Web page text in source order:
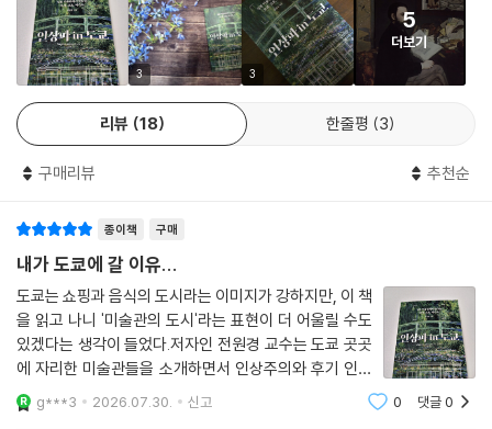
다섯 점 중 두 점이 일본에 있(었)다. 두 번째 버전의 〈해바라기〉, 짙은 푸른
바탕에 여섯 송이 해바라기가 꽂히거나 바닥에 놓여 있는 이 작품은 1920
년에 일본의 컬렉터 야마모토 고야타가 구입했다. 야마모토는 아를의 목수
가 제작한 오리지널 프레임을 떼어내고 보석이 줄줄이 박힌 새 프레임에
그림을 끼워 자신의 집 거실에 걸었다. 1945년 8월 6일 연합군의 폭격으
로 오사카 인근에 있던 야마모토의 저택이 화염에 휩싸였다. 사람들이 황
급히 그림을 떼어내려 했지만 특수 제작된 프레임이 너무 크고 무거워서
기’는 집과 함께 전소되고 말았다.
---p.271
리듬감이 느껴지는 선 위주의 드로잉과 강렬한 색채로 그림의 분위기를 표
현해내는 것이 마티스의 장기인데 〈푸른 보디스를 입은 여성〉에서도 그런
개성이 도드라진다. 여성의 잘록한 허리와 붉은 의자는 모두 실제보다 상
당히 과장되어 있다. 이 그림은 마티스에 관련된 재미있는 일화 한 가지를
름 아래 인상파와 후기 인상파의 탄생으로 이어졌다. 이 책은 미술사가 단
순한 양식의 변화가 아니라, 서로 다른 세계가 영향을 주고받는 과정임을
보여준다.
또한 『인상파 in 도쿄』는 인상파를 하나의 이론이나 규칙이 아닌, 서로 다
른 개성을 지닌 화가들의 공동체로 조명한다. 카페에서 토론하고, 함께 전
시를 기획하며, 때로는 갈등을 겪었던 이들의 관계는 예술만큼이나 역동적
미술사의 흐름을 바꾸는 힘이 되었다. 이 책은 그 과정을 도쿄라는 공간을
통해 더욱 구체적으로 체감하게 한다.
국립서양미술관, 아티존 미술관, 폴라 미술관, 도쿄 후지 미술관, 솜포 미
술관-
모네에서 고흐, 피카소까지, 고유가 시대의 ‘합리적인 여행지’
왜 주요 인상파 작품들이 도쿄에 모여 있을까? 누가, 어떤 선택을 통해 이
3 3
5
더보기
리뷰 18 한줄평 3
구매리뷰 추천순
종이책 구매
내가 도쿄에 갈 이유...
도쿄는 쇼핑과 음식의 도시라는 이미지가 강하지만, 이 책
을 읽고 나니 '미술관의 도시'라는 표현이 더 어울릴 수도
있겠다는 생각이 들었다.저자인 전원경 교수는 도쿄 곳곳
에 자리한 미술관들을 소개하면서 인상주의와 후기 인상
주의 작품을 중심으로 여행 동선을 자연스럽게 연결한다.
작품 해설뿐 아니라 컬렉션이 형성된 역사와 미술관의 특
g***3 2026.07.30. 신고 0 댓글0